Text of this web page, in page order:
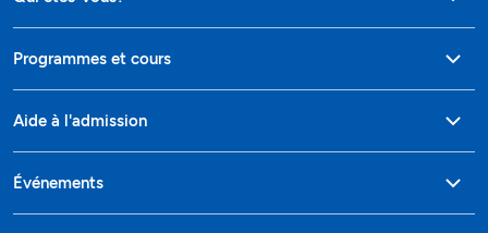
Programmes et cours
Aide à l'admission
Événements